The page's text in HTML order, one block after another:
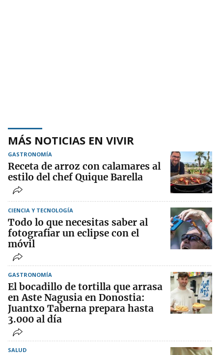
MÁS NOTICIAS EN VIVIR
GASTRONOMÍA
Receta de arroz con calamares al
estilo del chef Quique Barella
CIENCIA Y TECNOLOGÍA
Todo lo que necesitas saber al
fotografiar un eclipse con el
móvil
GASTRONOMÍA
El bocadillo de tortilla que arrasa
en Aste Nagusia en Donostia:
Juantxo Taberna prepara hasta
3.000 al día
SALUD